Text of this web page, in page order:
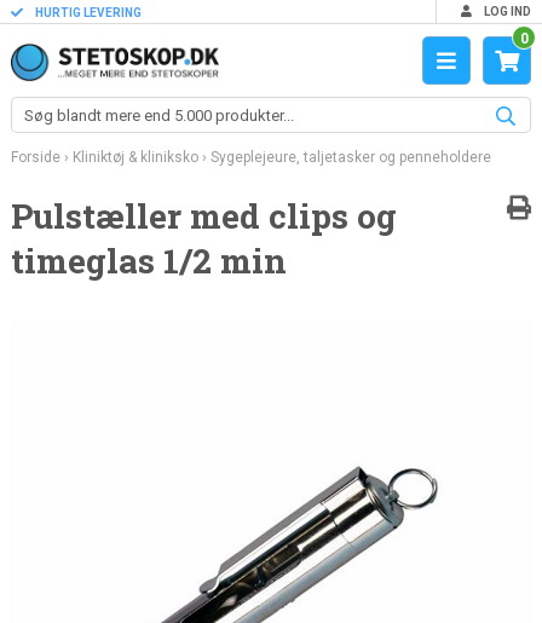
HURTIG LEVERING LOG IND
0
Forside› Kliniktøj & kliniksko› Sygeplejeure, taljetasker og penneholdere
Pulstæller med clips og
timeglas 1/2 min